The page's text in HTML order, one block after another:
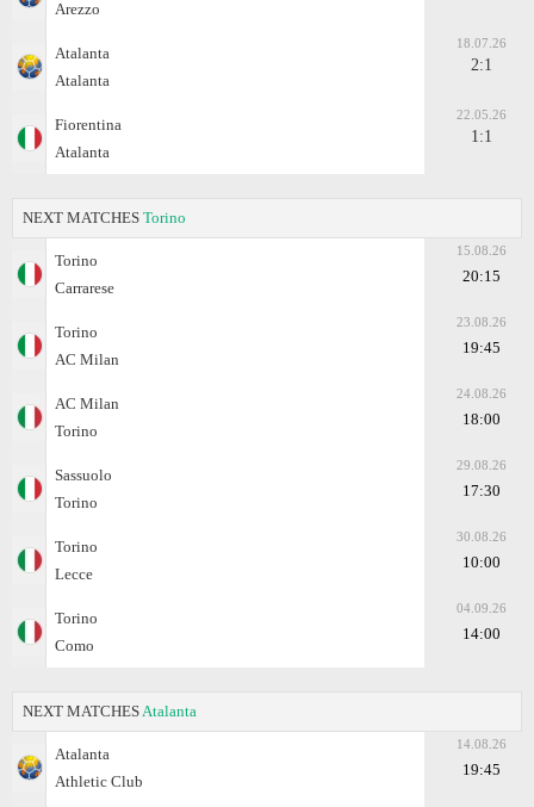
Arezzo
Atalanta
Atalanta
18.07.26
2:1
Fiorentina
Atalanta
22.05.26
1:1
NEXT MATCHES Torino
Torino
Carrarese
15.08.26
20:15
Torino
AC Milan
23.08.26
19:45
AC Milan
Torino
24.08.26
18:00
Sassuolo
Torino
29.08.26
17:30
Torino
Lecce
30.08.26
10:00
Torino
Como
04.09.26
14:00
NEXT MATCHES Atalanta
Atalanta
Athletic Club
14.08.26
19:45